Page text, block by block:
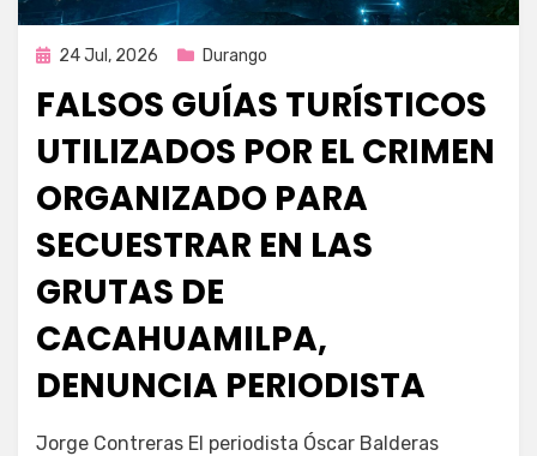
Publicada
24 Jul, 2026 Durango
FALSOS GUÍAS TURÍSTICOS
UTILIZADOS POR EL CRIMEN
ORGANIZADO PARA
SECUESTRAR EN LAS
GRUTAS DE
CACAHUAMILPA,
DENUNCIA PERIODISTA
Fernando Miranda Servín
Jorge Contreras El periodista Óscar Balderas